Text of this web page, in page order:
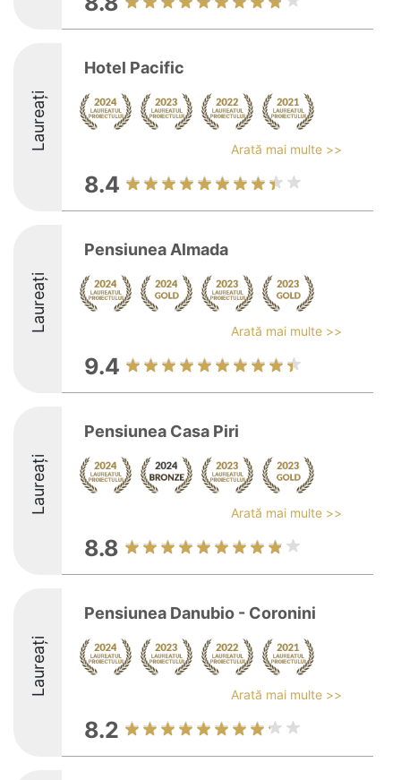
Laureați
Hotel Pacific
Arată mai multe >>
8.4
Laureați
Pensiunea Almada
Arată mai multe >>
9.4
Laureați
Pensiunea Casa Piri
Arată mai multe >>
8.8
Laureați
Pensiunea Danubio - Coronini
Arată mai multe >>
8.2